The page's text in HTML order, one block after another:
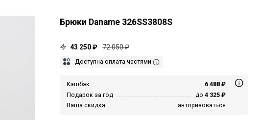
Брюки Daname 326SS3808S
43 250 ₽ 72 050 ₽
Доступна оплата частями
Кэшбэк
6 488 ₽
Подарок за год
до 4 325 ₽
Ваша скидка
авторизоваться